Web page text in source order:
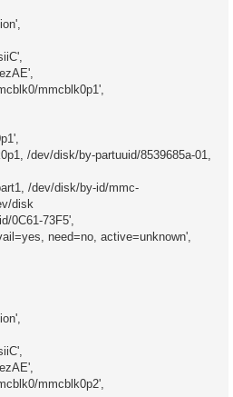
mmcblk0p1',
/dev/disk/by-partuuid/8539685a-01,
/dev/disk/by-id/mmc-
disk
0C61-73F5',
need=no, active=unknown',
mmcblk0p2',